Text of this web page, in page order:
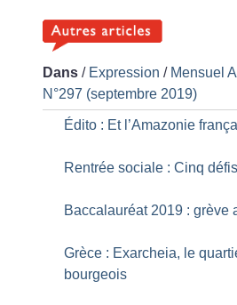
Dans / Expression / Mensuel
N°297 (septembre 2019)
Édito : Et l’Amazonie
Rentrée sociale : Cinq
Baccalauréat 2019 : grève
Grèce : Exarcheia, le
bourgeois